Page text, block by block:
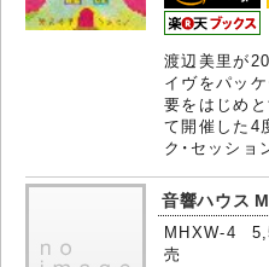
渡辺美里が
イヴをパッケ
要をはじめ
て開催した4
ク・セッシ
音響ハウス
MHXW-4
売